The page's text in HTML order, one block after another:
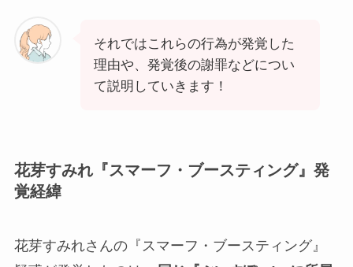
それではこれらの行為が発覚した
理由や、発覚後の謝罪などについ
て説明していきます！
花芽すみれ『スマーフ・ブースティング』発
覚経緯
花芽すみれさんの『スマーフ・ブースティング』